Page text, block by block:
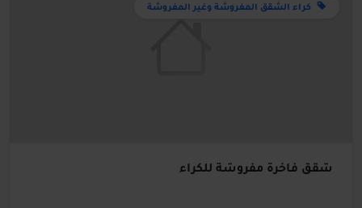
كراء الشقق المفروشة وغير المفروشة
شقق فاخرة مفروشة للكراء